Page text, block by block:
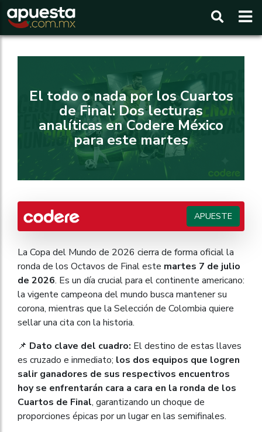
Buscar
El todo o nada por los Cuartos
de Final: Dos lecturas
analíticas en Codere México
para este martes
APUESTE
La Copa del Mundo de 2026 cierra de forma oficial la
ronda de los Octavos de Final este martes 7 de julio
de 2026. Es un día crucial para el continente americano:
la vigente campeona del mundo busca mantener su
corona, mientras que la Selección de Colombia quiere
sellar una cita con la historia.
📌 Dato clave del cuadro: El destino de estas llaves
es cruzado e inmediato; los dos equipos que logren
salir ganadores de sus respectivos encuentros
hoy se enfrentarán cara a cara en la ronda de los
Cuartos de Final, garantizando un choque de
proporciones épicas por un lugar en las semifinales.